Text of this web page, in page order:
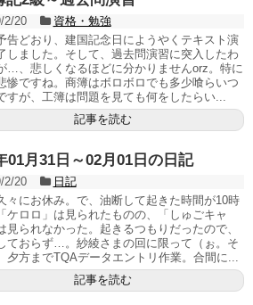
2/20
資格・勉強
告どおり、建国記念日にようやくテキスト演
しました。そして、過去問演習に突入したわ
…、悲しくなるほどに分かりませんorz。特に
惨ですね。商簿はボロボロでも多少喰らいつ
すが、工簿は問題を見ても何をしたらい...
記事を読む
01月31日～02月01日の日記
2/20
日記
々にお休み。で、油断して起きた時間が10時
ケロロ」は見られたものの、「しゅごキャ
見られなかった。起きるつもりだったので、
ておらず…。紗綾さまの回に限って（ぉ。そ
夕方までTQAデータエントリ作業。合間に...
記事を読む